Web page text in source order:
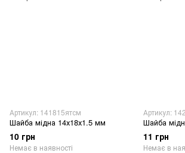
Артикул: 141815ятсм
Шайба мідна 14х18х1.5 мм
10 грн
Немає в наявності
Артикул:
Шайба
11 грн
Немає в